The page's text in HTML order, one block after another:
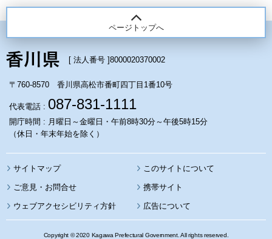
ページトップへ
[ 法人番号 ]8000020370002
〒760-8570 香川県高松市番町四丁目1番10号
代表電話 : 087-831-1111
開庁時間 : 月曜日～金曜日・午前8時30分～午後5時15分
（休日・年末年始を除く）
サイトマップ このサイトについて
携帯サイト
ウェブアクセシビリティ方針 広告について
Copyright © 2020 Kagawa Prefectural Government. All rights reserved.